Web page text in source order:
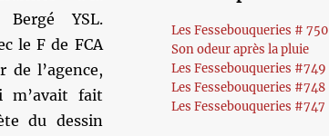
YSL.
le F de FCA
de l’agence,
fait
du dessin
Les Fessebouqueries # 750
Son odeur après la pluie
Les Fessebouqueries #749
Les Fessebouqueries #748
Les Fessebouqueries #747